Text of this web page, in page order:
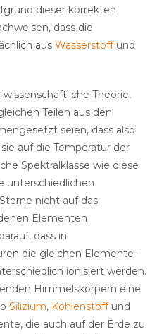
dieser korrekten
dass die
aus Wasserstoffund
Theorie,
Teilen aus den
seien, dass also
auf die Temperatur der
Spektralklasse wie diese
unterschiedlichen
nicht auf das
Elementen
dass in
die gleichen Elemente –
ionisiert werden.
Himmelskörpern eine
Silizium, Kohlenstoffund
die auch auf der Erde zu